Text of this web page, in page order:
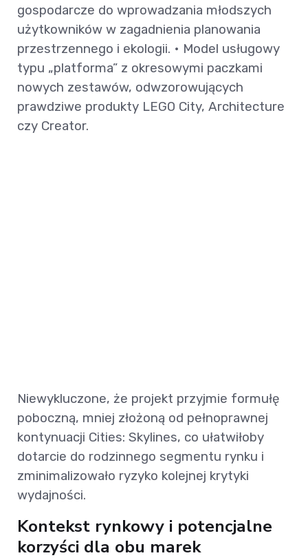
gospodarcze do wprowadzania młodszych
użytkowników w zagadnienia planowania
przestrzennego i ekologii. • Model usługowy
typu „platforma” z okresowymi paczkami
nowych zestawów, odwzorowujących
prawdziwe produkty LEGO City, Architecture
czy Creator.
Niewykluczone, że projekt przyjmie formułę
poboczną, mniej złożoną od pełnoprawnej
kontynuacji Cities: Skylines, co ułatwiłoby
dotarcie do rodzinnego segmentu rynku i
zminimalizowało ryzyko kolejnej krytyki
wydajności.
Kontekst rynkowy i potencjalne
korzyści dla obu marek